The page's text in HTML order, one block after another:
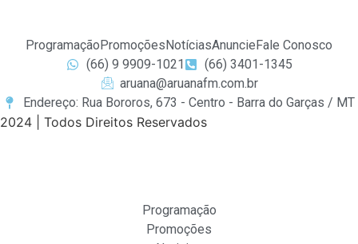
Programação Promoções NotíciasAnuncie Fale Conosco
(66) 9 9909-1021
(66) 3401-1345
aruana@aruanafm.com.br
Endereço: Rua Bororos, 673 - Centro - Barra do Garças / MT
2024 | Todos Direitos Reservados
Programação
Promoções